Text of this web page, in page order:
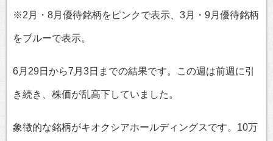
※2月・8月優待銘柄をピンクで表示、3月・9月優待銘柄
をブルーで表示。
6月29日から7月3日までの結果です。この週は前週に引
き続き、株価が乱高下していました。
象徴的な銘柄がキオクシアホールディングスです。10万